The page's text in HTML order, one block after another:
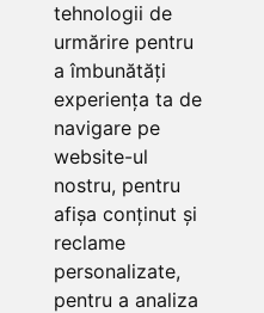
tehnologii de
urmărire pentru
a îmbunătăți
experiența ta de
navigare pe
website-ul
nostru, pentru
afișa conținut și
reclame
personalizate,
pentru a analiza